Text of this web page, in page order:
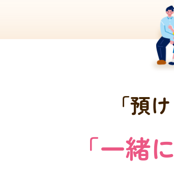
「預け
「一緒に